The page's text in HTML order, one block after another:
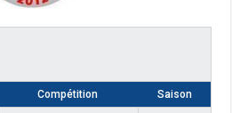
Compétition Saison